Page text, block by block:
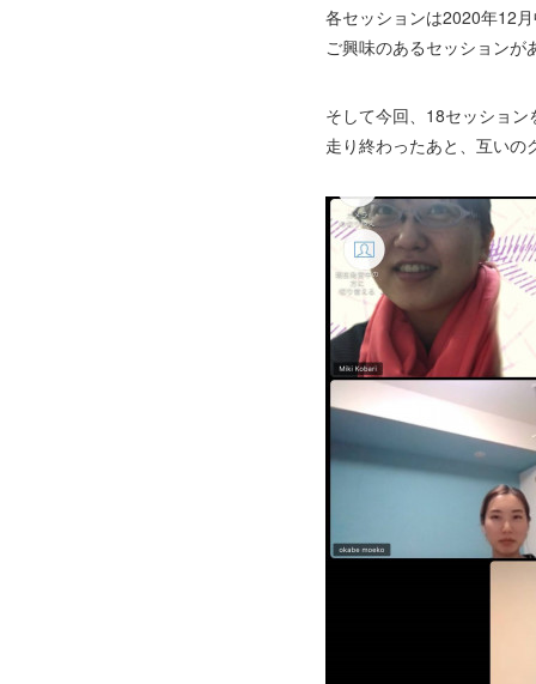
各セッションは2020年12
ご興味のあるセッション
そして今回、18セッショ
走り終わったあと、互いの